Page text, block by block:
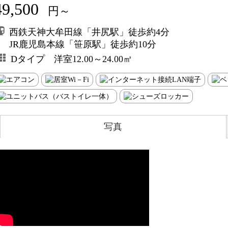
円～
西鉄天神大牟田線「井尻駅」徒歩約4分
JR鹿児島本線「笹原駅」徒歩約10分
Dタイプ 洋室12.00～24.00㎡
写真